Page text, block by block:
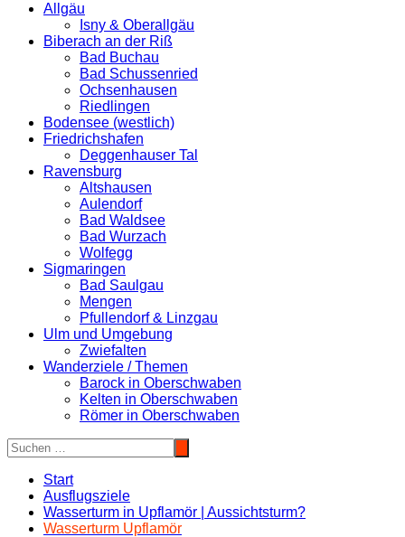
Allgäu
Isny & Oberallgäu
Biberach an der Riß
Bad Buchau
Bad Schussenried
Ochsenhausen
Riedlingen
Bodensee (westlich)
Friedrichshafen
Deggenhauser Tal
Ravensburg
Altshausen
Aulendorf
Bad Waldsee
Bad Wurzach
Wolfegg
Sigmaringen
Bad Saulgau
Mengen
Pfullendorf & Linzgau
Ulm und Umgebung
Zwiefalten
Wanderziele / Themen
Barock in Oberschwaben
Kelten in Oberschwaben
Römer in Oberschwaben
Start
Ausflugsziele
Wasserturm in Upflamör | Aussichtsturm?
Wasserturm Upflamör